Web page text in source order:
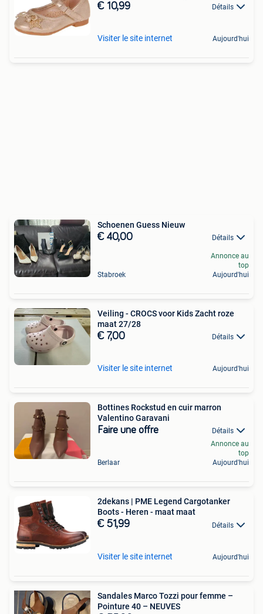
€ 10,99 Détails
Visiter le site internet Aujourd'hui
Schoenen Guess Nieuw
€ 40,00 Détails
Stabroek
Annonce au
top
Aujourd'hui
Veiling - CROCS voor Kids Zacht roze
maat 27/28
€ 7,00 Détails
Visiter le site internet Aujourd'hui
Bottines Rockstud en cuir marron
Valentino Garavani
Faire une offre Détails
Berlaar
Annonce au
top
Aujourd'hui
2dekans | PME Legend Cargotanker
Boots - Heren - maat maat
€ 51,99 Détails
Visiter le site internet Aujourd'hui
Sandales Marco Tozzi pour femme –
Pointure 40 – NEUVES